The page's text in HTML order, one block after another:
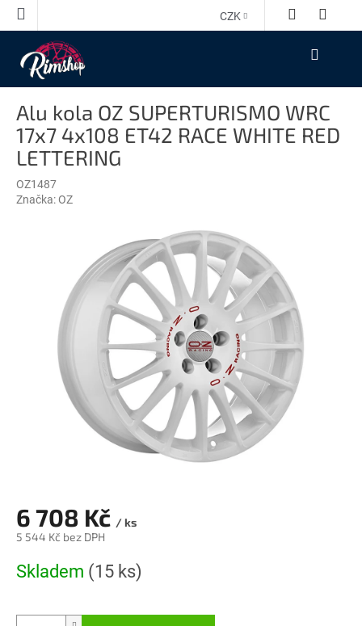
Přejít
CZK
NÁKUPNÍ
Alu kola OZ SUPERTURISMO WRC
17x7 4x108 ET42 RACE WHITE RED
LETTERING
OZ1487
Značka: OZ
6 708 Kč / ks
5 544 Kč bez DPH
cena:
Skladem (15 ks)